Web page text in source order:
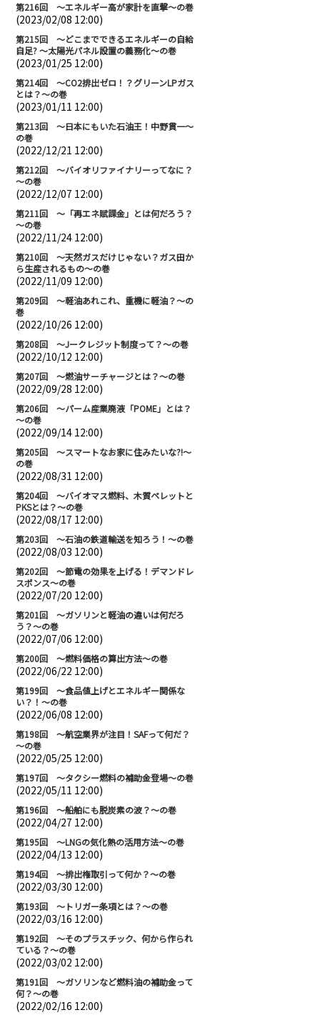
第216回 ～エネルギー高が家計を直撃～の巻
(2023/02/08 12:00)
第215回 ～どこまでできるエネルギーの自給
自足? ～太陽光パネル設置の義務化～の巻
(2023/01/25 12:00)
第214回 ～CO2排出ゼロ！？グリーンLPガス
とは？～の巻
(2023/01/11 12:00)
第213回 ～日本にもいた石油王！中野貫一～
の巻
(2022/12/21 12:00)
第212回 ～バイオリファイナリーってなに？
～の巻
(2022/12/07 12:00)
第211回 ～「再エネ賦課金」とは何だろう？
～の巻
(2022/11/24 12:00)
第210回 ～天然ガスだけじゃない？ガス田か
ら生産されるもの～の巻
(2022/11/09 12:00)
第209回 ～軽油あれこれ、重機に軽油？～の
巻
(2022/10/26 12:00)
第208回 ～Jークレジット制度って？～の巻
(2022/10/12 12:00)
第207回 ～燃油サーチャージとは？～の巻
(2022/09/28 12:00)
第206回 ～パーム産業廃液「POME」とは？
～の巻
(2022/09/14 12:00)
第205回 ～スマートなお家に住みたいな?!～
の巻
(2022/08/31 12:00)
第204回 ～バイオマス燃料、木質ペレットと
PKSとは？～の巻
(2022/08/17 12:00)
第203回 ～石油の鉄道輸送を知ろう！～の巻
(2022/08/03 12:00)
第202回 ～節電の効果を上げる！デマンドレ
スポンス～の巻
(2022/07/20 12:00)
第201回 ～ガソリンと軽油の違いは何だろ
う？～の巻
(2022/07/06 12:00)
第200回 ～燃料価格の算出方法～の巻
(2022/06/22 12:00)
第199回 ～食品値上げとエネルギー関係な
い？！～の巻
(2022/06/08 12:00)
第198回 ～航空業界が注目！SAFって何だ？
～の巻
(2022/05/25 12:00)
第197回 ～タクシー燃料の補助金登場～の巻
(2022/05/11 12:00)
第196回 ～船舶にも脱炭素の波？～の巻
(2022/04/27 12:00)
第195回 ～LNGの気化熱の活用方法～の巻
(2022/04/13 12:00)
第194回 ～排出権取引って何か？～の巻
(2022/03/30 12:00)
第193回 ～トリガー条項とは？～の巻
(2022/03/16 12:00)
第192回 ～そのプラスチック、何から作られ
ている？～の巻
(2022/03/02 12:00)
第191回 ～ガソリンなど燃料油の補助金って
何？～の巻
(2022/02/16 12:00)